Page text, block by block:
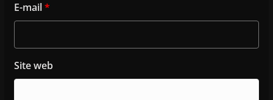
E-mail*
Site web